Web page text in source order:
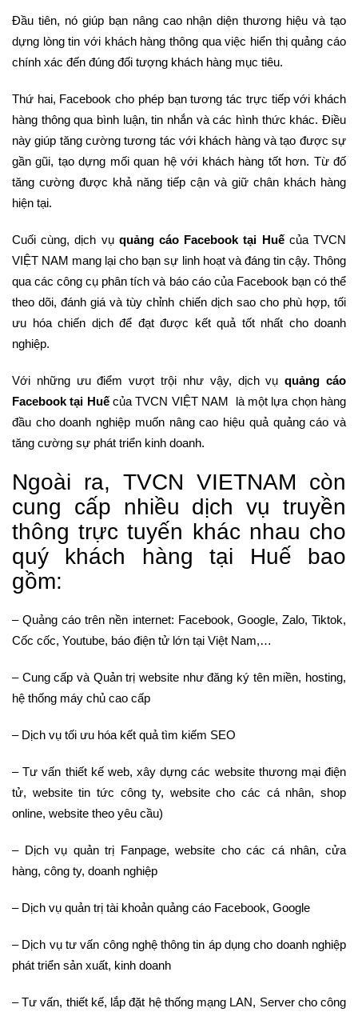
Đầu tiên, nó giúp bạn nâng cao nhận diện thương hiệu và tạo
dựng lòng tin với khách hàng thông qua việc hiển thị quảng cáo
chính xác đến đúng đối tượng khách hàng mục tiêu.
Thứ hai, Facebook cho phép bạn tương tác trực tiếp với khách
hàng thông qua bình luận, tin nhắn và các hình thức khác. Điều
này giúp tăng cường tương tác với khách hàng và tạo được sự
gần gũi, tạo dựng mối quan hệ với khách hàng tốt hơn. Từ đố
tăng cường được khả năng tiếp cận và giữ chân khách hàng
hiện tại.
Cuối cùng, dịch vụ quảng cáo Facebook tại Huếcủa TVCN
VIỆT NAM mang lại cho bạn sự linh hoạt và đáng tin cậy. Thông
qua các công cụ phân tích và báo cáo của Facebook bạn có thể
theo dõi, đánh giá và tùy chỉnh chiến dịch sao cho phù hợp, tối
ưu hóa chiến dịch để đạt được kết quả tốt nhất cho doanh
nghiệp.
Với những ưu điểm vượt trội như vậy, dịch vụquảng cáo
Facebook tại Huếcủa TVCN VIỆT NAM là một lựa chọn hàng
đầu cho doanh nghiệp muốn nâng cao hiệu quả quảng cáo và
tăng cường sự phát triển kinh doanh.
Ngoài ra, TVCN VIETNAM còn
cung cấp nhiều dịch vụ truyền
thông trực tuyến khác nhau cho
quý khách hàng tại Huế bao
gồm:
– Quảng cáo trên nền internet: Facebook, Google, Zalo, Tiktok,
Cốc cốc, Youtube, báo điện tử lớn tại Việt Nam,…
– Cung cấp và Quản trị website như đăng ký tên miền, hosting,
hệ thống máy chủ cao cấp
– Dịch vụ tối ưu hóa kết quả tìm kiếm SEO
– Tư vấn thiết kế web, xây dựng các website thương mại điện
tử, website tin tức công ty, website cho các cá nhân, shop
online, website theo yêu cầu)
– Dịch vụ quản trị Fanpage, website cho các cá nhân, cửa
hàng, công ty, doanh nghiệp
– Dịch vụ quản trị tài khoản quảng cáo Facebook, Google
– Dịch vụ tư vấn công nghệ thông tin áp dụng cho doanh nghiệp
phát triển sản xuất, kinh doanh
– Tư vấn, thiết kế, lắp đặt hệ thống mạng LAN, Server cho công